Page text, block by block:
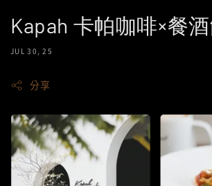
Kapah 卡帕咖啡×餐
JUL 30, 25
分享